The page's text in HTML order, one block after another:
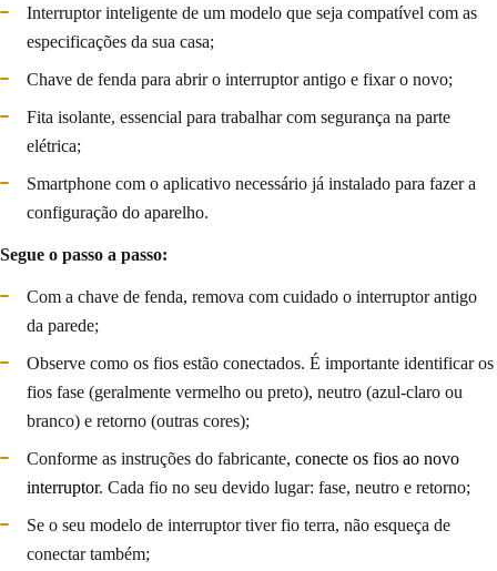
Interruptor inteligente de um modelo que seja compatível com as
especificações da sua casa;
Chave de fenda para abrir o interruptor antigo e fixar o novo;
Fita isolante, essencial para trabalhar com segurança na parte
elétrica;
Smartphone com o aplicativo necessário já instalado para fazer a
configuração do aparelho.
Segue o passo a passo:
Com a chave de fenda, remova com cuidado o interruptor antigo
da parede;
Observe como os fios estão conectados. É importante identificar os
fios fase (geralmente vermelho ou preto), neutro (azul-claro ou
branco) e retorno (outras cores);
Conforme as instruções do fabricante, conecte os fios ao novo
interruptor. Cada fio no seu devido lugar: fase, neutro e retorno;
Se o seu modelo de interruptor tiver fio terra, não esqueça de
conectar também;